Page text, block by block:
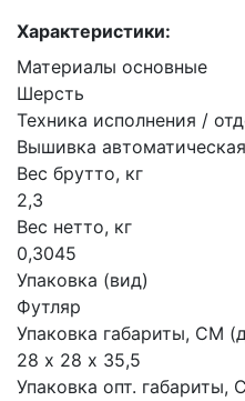
Характеристики:
Материалы основные
Шерсть
Техника исполнения /
Вышивка автоматическая
Вес брутто, кг
2,3
Вес нетто, кг
0,3045
Упаковка (вид)
Футляр
Упаковка габариты, СМ
28 х 28 х 35,5
Упаковка опт.